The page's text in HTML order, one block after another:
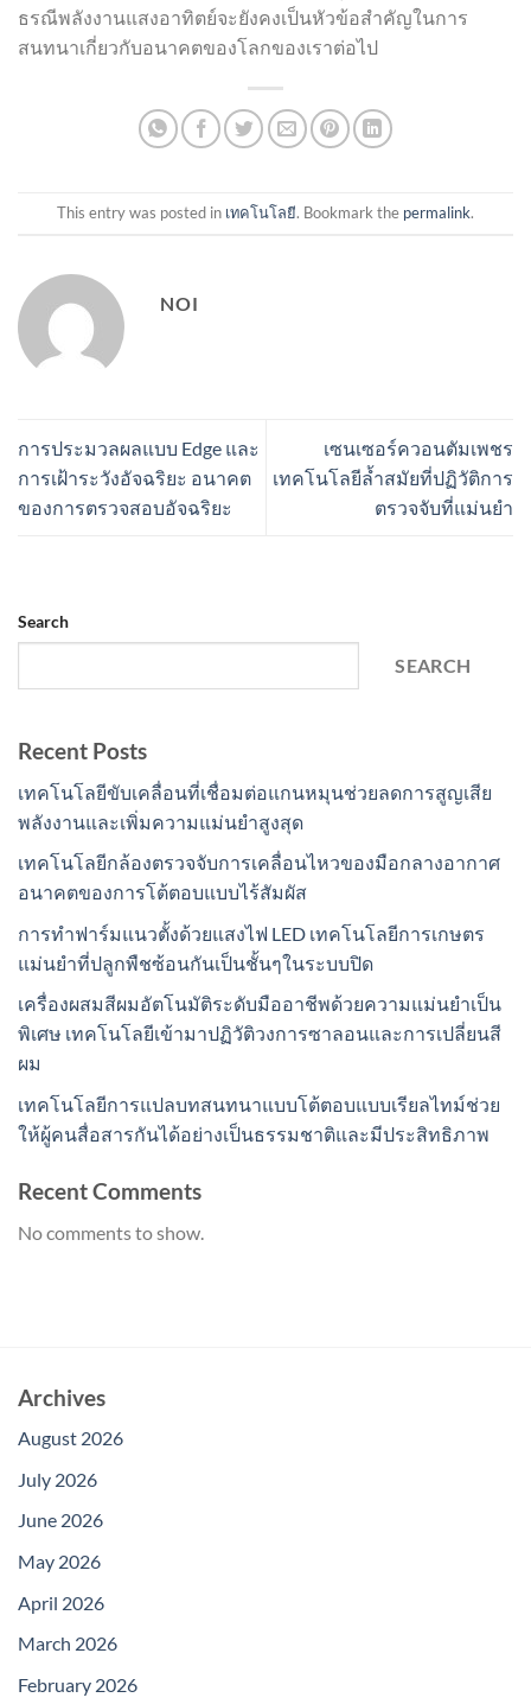
ธรณีพลังงานแสงอาทิตย์จะยังคงเป็นหัวข้อสำคัญในการ
สนทนาเกี่ยวกับอนาคตของโลกของเราต่อไป
This entry was posted in เทคโนโลยี. Bookmark the permalink.
NOI
การประมวลผลแบบ Edge และ
การเฝ้าระวังอัจฉริยะ อนาคต
ของการตรวจสอบอัจฉริยะ
เซนเซอร์ควอนตัมเพชร
เทคโนโลยีล้ำสมัยที่ปฏิวัติการ
ตรวจจับที่แม่นยำ
Search
SEARCH
Recent Posts
เทคโนโลยีขับเคลื่อนที่เชื่อมต่อแกนหมุนช่วยลดการสูญเสีย
พลังงานและเพิ่มความแม่นยำสูงสุด
เทคโนโลยีกล้องตรวจจับการเคลื่อนไหวของมือกลางอากาศ
อนาคตของการโต้ตอบแบบไร้สัมผัส
การทำฟาร์มแนวตั้งด้วยแสงไฟ LED เทคโนโลยีการเกษตร
แม่นยำที่ปลูกพืชซ้อนกันเป็นชั้นๆในระบบปิด
เครื่องผสมสีผมอัตโนมัติระดับมืออาชีพด้วยความแม่นยำเป็น
พิเศษ เทคโนโลยีเข้ามาปฏิวัติวงการซาลอนและการเปลี่ยนสี
ผม
เทคโนโลยีการแปลบทสนทนาแบบโต้ตอบแบบเรียลไทม์ช่วย
ให้ผู้คนสื่อสารกันได้อย่างเป็นธรรมชาติและมีประสิทธิภาพ
Recent Comments
No comments to show.
Archives
August 2026
July 2026
June 2026
May 2026
April 2026
March 2026
February 2026